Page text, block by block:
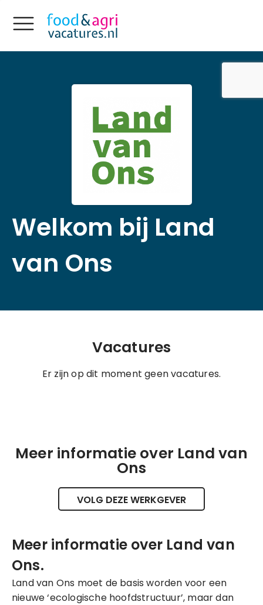
Welkom bij Land
van Ons
Vacatures
Er zijn op dit moment geen vacatures.
Meer informatie over Land van
Ons
VOLG DEZE WERKGEVER
Meer informatie over Land van
Ons.
Land van Ons moet de basis worden voor een
nieuwe ‘ecologische hoofdstructuur’, maar dan